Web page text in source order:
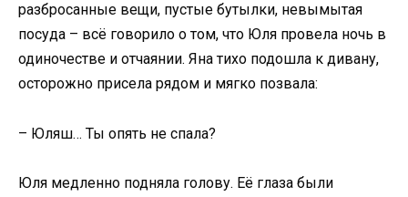
разбросанные вещи, пустые бутылки, невымытая
посуда – всё говорило о том, что Юля провела ночь в
одиночестве и отчаянии. Яна тихо подошла к дивану,
осторожно присела рядом и мягко позвала:
– Юляш… Ты опять не спала?
Юля медленно подняла голову. Её глаза были